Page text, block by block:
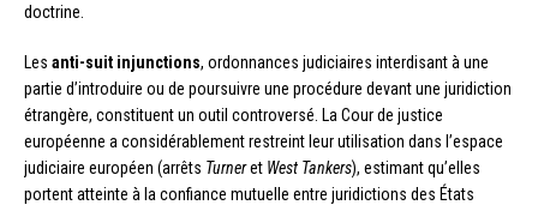
doctrine.
Les anti-suit injunctions, ordonnances judiciaires interdisant à une
partie d’introduire ou de poursuivre une procédure devant une juridiction
étrangère, constituent un outil controversé. La Cour de justice
européenne a considérablement restreint leur utilisation dans l’espace
judiciaire européen (arrêts Turneret West Tankers), estimant qu’elles
portent atteinte à la confiance mutuelle entre juridictions des États